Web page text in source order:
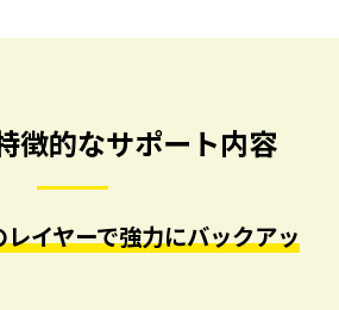
徴的なサポート内容
イヤーで強力にバックアッ